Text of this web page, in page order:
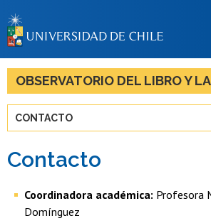
BIBLIOTECAS
LA UNIVERSIDAD
Estudiantes
Funcionarias/os
OBSERVATORIO DEL LIBRO Y
CONTACTO
Contacto
Coordinadora académica: Profesora
Domínguez